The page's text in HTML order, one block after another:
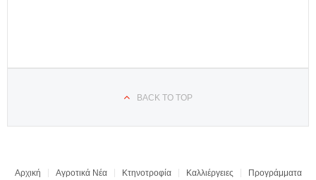
BACK TO TOP
Αρχική Αγροτικά Νέα Κτηνοτροφία Καλλιέργειες Προγράμματα